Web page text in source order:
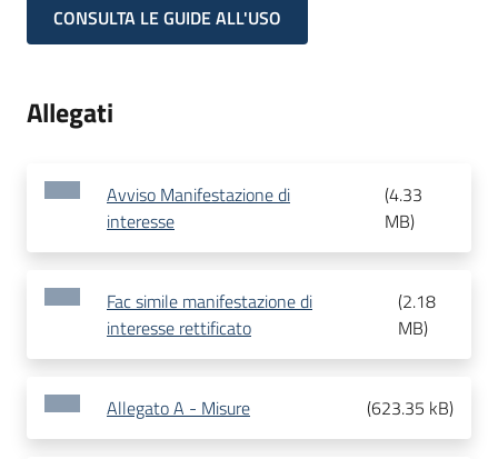
CONSULTA LE GUIDE ALL'USO
Allegati
Avviso Manifestazione di
interesse
(4.33
MB)
Fac simile manifestazione di
interesse rettificato
(2.18
MB)
Allegato A - Misure (623.35 kB)